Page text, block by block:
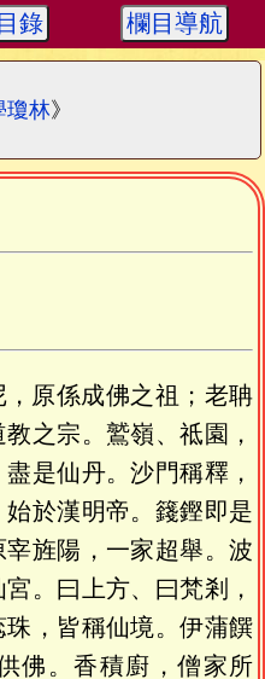
錄 欄目導航
瓊林》
原係成佛之祖；老聃
之宗。鷲嶺、祗園，
是仙丹。沙門稱釋，
於漢明帝。籛鏗即是
旌陽，一家超舉。波
。曰上方、曰梵剎，
，皆稱仙境。伊蒲饌
佛。香積廚，僧家所